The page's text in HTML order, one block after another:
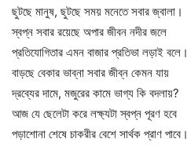
ছুটছে মানুষ, ছুটছে সময় মনেতে সবার জ্বালা।
স্বপ্ন সবার রয়েছে অপার জীবন নদীর জলে
প্রতিযোগিতার এমন বাজার প্রতিভা লড়াই বলে।
বাড়ছে বেকার ভাব্না সবার জীব্ন কেমন যায়
দ্রব্যের দামে, মজুরের কামে ভাগ্য কি বদলায়?
আজ যে ছেলেটা করে লক্ষ্যটা স্বপ্ন পূরণ হবে
পড়াশোনা শেষে চাকরীর বেশে সার্থক প্রাণ পাবে।